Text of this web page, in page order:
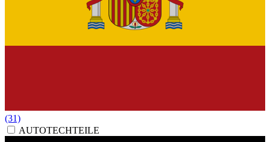
(31)
AUTOTECHTEILE